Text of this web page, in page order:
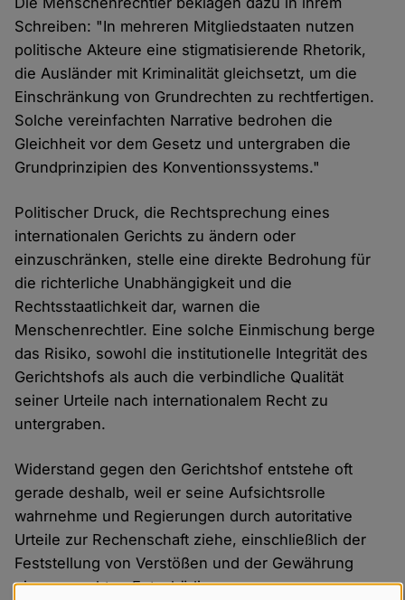
Schreiben: "In mehreren Mitgliedstaaten nutzen
politische Akteure eine stigmatisierende Rhetorik,
die Ausländer mit Kriminalität gleichsetzt, um die
Einschränkung von Grundrechten zu rechtfertigen.
Solche vereinfachten Narrative bedrohen die
Gleichheit vor dem Gesetz und untergraben die
Grundprinzipien des Konventionssystems."
Politischer Druck, die Rechtsprechung eines
internationalen Gerichts zu ändern oder
einzuschränken, stelle eine direkte Bedrohung für
die richterliche Unabhängigkeit und die
Rechtsstaatlichkeit dar, warnen die
Menschenrechtler. Eine solche Einmischung berge
das Risiko, sowohl die institutionelle Integrität des
Gerichtshofs als auch die verbindliche Qualität
seiner Urteile nach internationalem Recht zu
untergraben.
Widerstand gegen den Gerichtshof entstehe oft
gerade deshalb, weil er seine Aufsichtsrolle
wahrnehme und Regierungen durch autoritative
Urteile zur Rechenschaft ziehe, einschließlich der
Feststellung von Verstößen und der Gewährung
einer gerechten Entschädigung.